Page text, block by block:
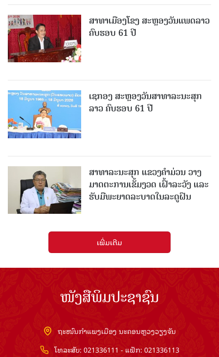
ສາທາເມືອງໂຂງ ສະຫຼອງວັນແພດລາວ
ຄົບຮອບ 61 ປີ
ເຊກອງ ສະຫຼອງວັນສາທາລະນະສຸກ
ລາວ ຄົບຮອບ 61 ປີ
ສາທາລະນະສຸກ ແຂວງຄໍາມ່ວນ ວາງ
ມາດຕະການເຂັ້ມງວດ ເຝົ້າລະວັງ ແລະ
ຮັບມືພະຍາດລະບາດໃນລະດູຝົນ
ເພີ່ມເຕີມ
ໜັງສືພິມປະຊາຊົນ
ຖະໜົນກຳແພງເມືອງ ນະຄອນຫຼວງວຽງຈັນ
ໂທລະສັບ: 021336111 - ແຟັກ: 021336113